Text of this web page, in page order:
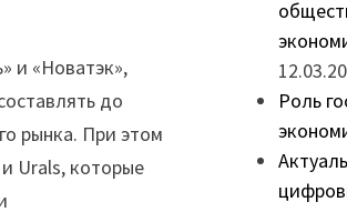
и «Новатэк»,
до
рынка. При этом
Urals, которые
Роль